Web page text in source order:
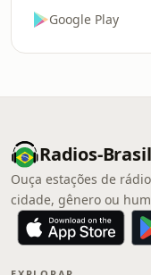
Google Play
Radios-
Ouça estações de
cidade, gênero ou